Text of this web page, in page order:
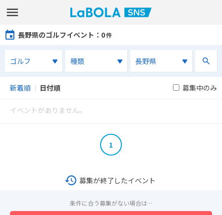
長野県のゴルフイベント ：0件
新着順 ｜ 日付順 募集中のみ
イベントがありません。
1
募集が終了したイベント
条件に合う募集がない場合は…